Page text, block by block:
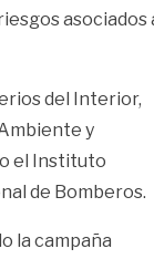
asociados
del Interior,
y
el Instituto
de Bomberos.
la campaña